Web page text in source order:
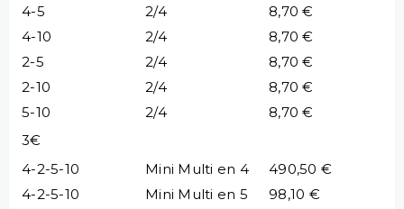
4-5
2/4
8,70 €
4-10
2/4
8,70 €
2-5
2/4
8,70 €
2-10
2/4
8,70 €
5-10
2/4
8,70 €
3€
4-2-5-10
Mini Multi en 4
490,50 €
4-2-5-10
Mini Multi en 5
98,10 €